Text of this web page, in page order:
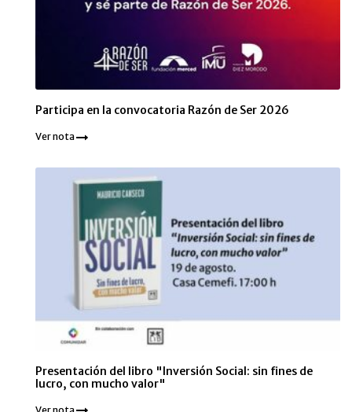
Participa en la convocatoria Razón de Ser 2026
Ver nota
Presentación del libro "Inversión Social: sin fines de
lucro, con mucho valor"